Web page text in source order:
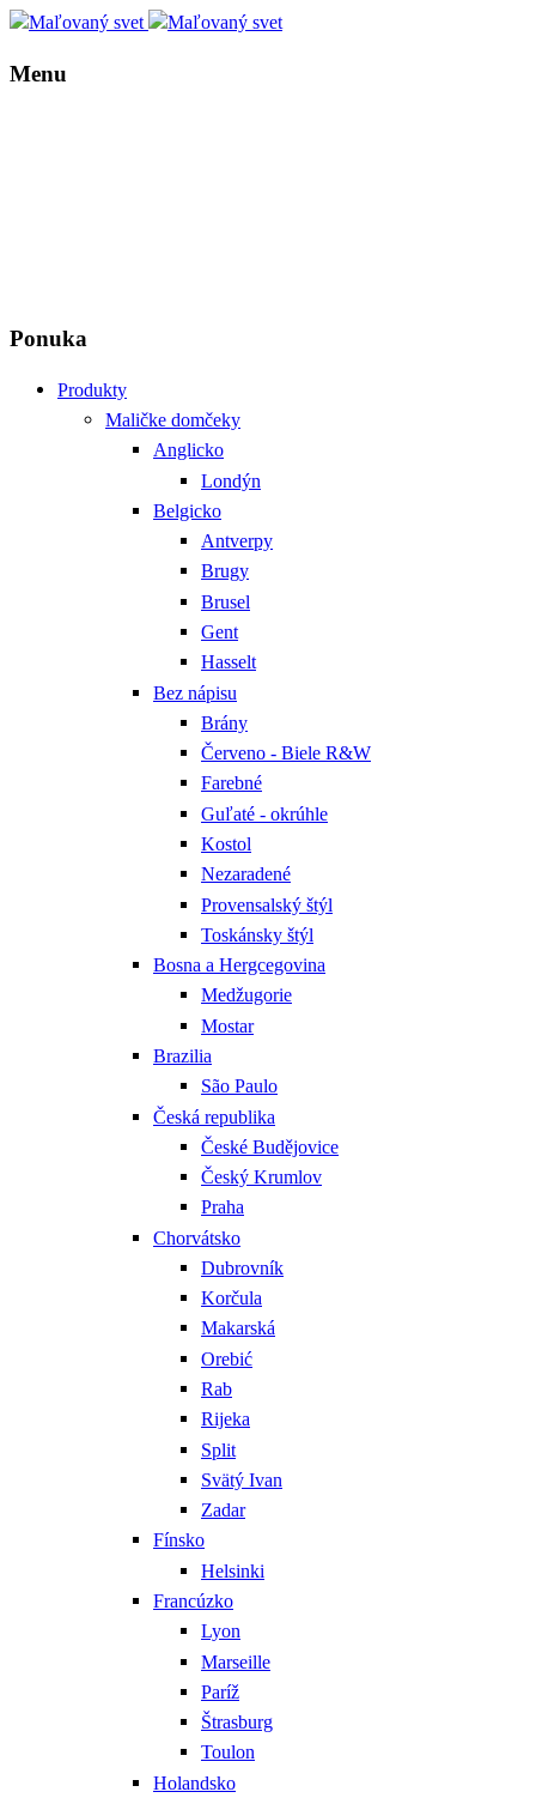
Menu
Ponuka
Produkty
Maličke domčeky
Anglicko
Londýn
Belgicko
Antverpy
Brugy
Brusel
Gent
Hasselt
Bez nápisu
Brány
Červeno - Biele R&W
Farebné
Guľaté - okrúhle
Kostol
Nezaradené
Provensalský štýl
Toskánsky štýl
Bosna a Hergcegovina
Medžugorie
Mostar
Brazilia
São Paulo
Česká republika
České Budějovice
Český Krumlov
Praha
Chorvátsko
Dubrovník
Korčula
Makarská
Orebić
Rab
Rijeka
Split
Svätý Ivan
Zadar
Fínsko
Helsinki
Francúzko
Lyon
Marseille
Paríž
Štrasburg
Toulon
Holandsko